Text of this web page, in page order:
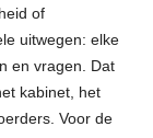
of
uitwegen: elke
en vragen. Dat
kabinet, het
Voor de